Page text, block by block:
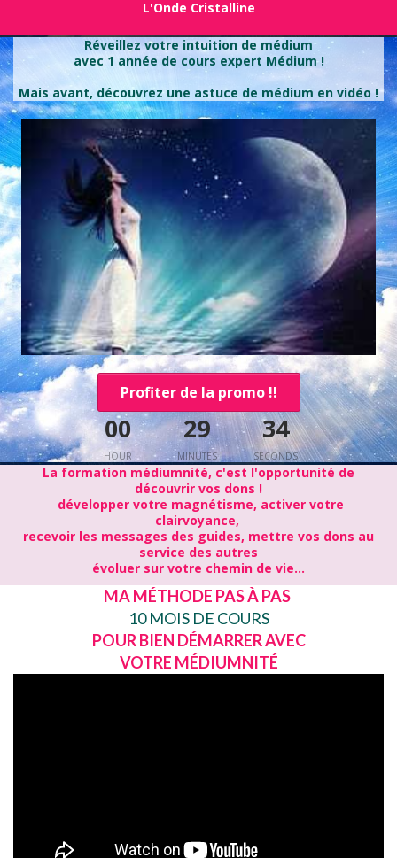
L'Onde Cristalline
Réveillez votre intuition de médium
avec 1 année de cours expert Médium !
Mais avant, découvrez une astuce de médium en vidéo !
Profiter de la promo !!
00
HOUR
29
MINUTES
34
SECONDS
La formation médiumnité, c'est l'opportunité de
découvrir vos dons !
développer votre magnétisme, activer votre
clairvoyance,
recevoir les messages des guides, mettre vos dons au
service des autres
évoluer sur votre chemin de vie...
MA MÉTHODE PAS À PAS
10 MOIS DE COURS
POUR BIEN DÉMARRER AVEC
VOTRE MÉDIUMNITÉ